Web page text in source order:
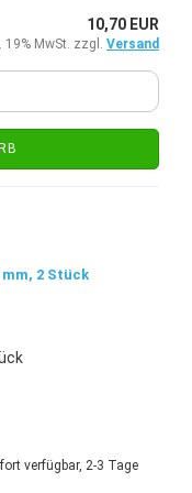
10,70 EUR
19% MwSt. zzgl. Versand
verfügbar, 2-3 Tage